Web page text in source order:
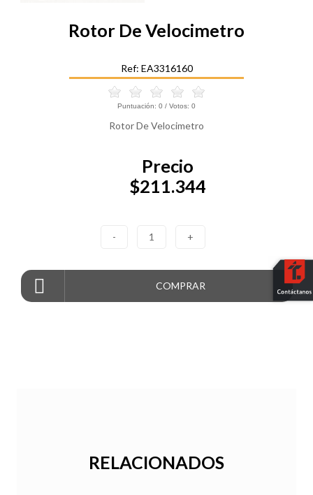
Rotor De Velocimetro
Ref: EA3316160
Puntuación: 0 / Votos: 0
Rotor De Velocimetro
Precio
$211.344
- 1 +
COMPRAR
RELACIONADOS